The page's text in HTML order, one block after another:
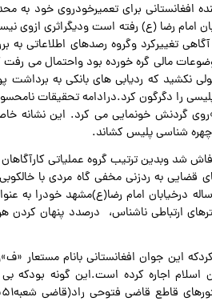
افغانستانی برای تعمیرخودروی خود به
رضا (ع) رفته است ودیگراثری ازوی
تغییرکرد وگروه رصدهای اطلاعاتی به
مالی گره خورده بود واحتمال می رفت
نکشید که ردیابی های بانکی به برداشت
را دگرگون کرد.درادامه تحقیقات
گردنش خونمایی می کرد. این نشانه
چهره شناسی پلیس کشاند.
شد وبدین ترتیب گروه عملیاتی کارآگاهان
قضایی به ردزنی مخفی گاه مردی با
مهاجر»ادامه دادندوبه نتایجی رسیدندکه نشان می داداین جوان ۲۰ساله درخیابان امام رضا(ع)مشهد
ارتباطی ناشناس، درصدد پنهان کردن
جوان افغانستانی بانام مستعار
اسلام اجاره کرده است.این گونه بودکه